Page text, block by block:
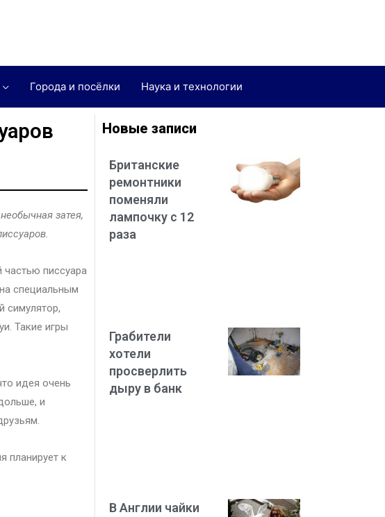
Города и посёлки Наука и технологии
затея,
писсуара
специальным
симулятор,
Такие игры
идея очень
и
планирует к
Новые записи
Британские
ремонтники
поменяли
лампочку с 12
раза
Грабители
хотели
просверлить
дыру в банк
В Англии чайки